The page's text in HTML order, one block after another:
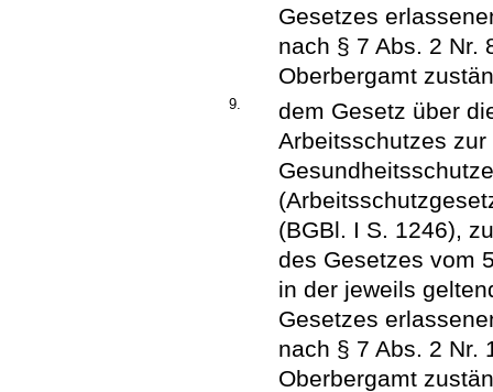
Gesetzes
nach § 7 Abs. 2 Nr.
Oberbergamt
9.
dem Gesetz über
Arbeitsschutzes
(BGBl. I S. 1246),
des Gesetzes vom
in der jeweils
Gesetzes
nach § 7 Abs. 2 Nr.
Oberbergamt